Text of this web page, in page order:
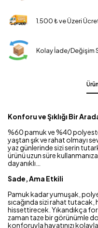
1.500 ₺ ve Üzeri
Kolay İade/Değişim
Konforu ve Şıklığı Bir
%60 pamuk ve %40
yaştan şık ve rahat olmayı
yaz günlerinde sizi serin
ürünü uzun süre
dayanıklı…
Sade, Ama Etkili
Pamuk kadar yumuşak,
sıcağında sizi rahat tutacak,
hissettirecek. Yıkandıkça
zaman taze bir görünümle
konforuyla hayatınızı